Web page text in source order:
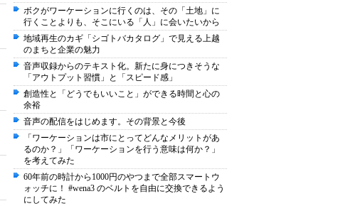
ボクがワーケーションに行くのは、その「土地」に
行くことよりも、そこにいる「人」に会いたいから
地域再生のカギ「シゴトバカタログ」で見える上越
のまちと企業の魅力
音声収録からのテキスト化。新たに身につきそうな
「アウトプット習慣」と「スピード感」
創造性と「どうでもいいこと」ができる時間と心の
余裕
音声の配信をはじめます。その背景と今後
「ワーケーションは市にとってどんなメリットがあ
るのか？」「ワーケーションを行う意味は何か？」
を考えてみた
60年前の時計から1000円のやつまで全部スマートウ
ォッチに！ #wena3 のベルトを自由に交換できるよう
にしてみた